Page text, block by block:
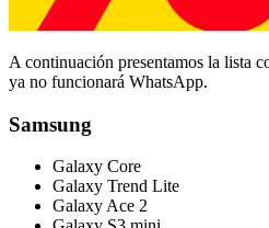
A continuación presentamos la lista
ya no funcionará WhatsApp.
Samsung
Galaxy Core
Galaxy Trend Lite
Galaxy Ace 2